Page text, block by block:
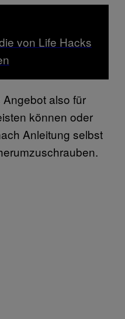
von Life Hacks
also für
können oder
Anleitung selbst